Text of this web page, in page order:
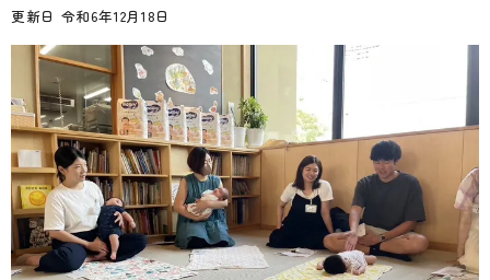
更新日 令和6年12月18日